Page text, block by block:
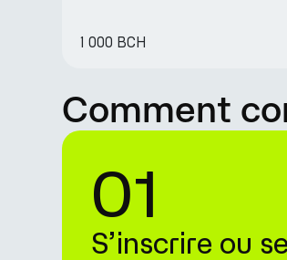
1 000 BCH
Comment
01
S’inscrire ou se